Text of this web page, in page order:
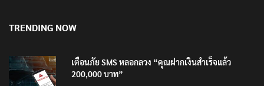
TRENDING NOW
เตือนภัย SMS หลอกลวง “คุณฝากเงินสำเร็จแล้ว
200,000 บาท”